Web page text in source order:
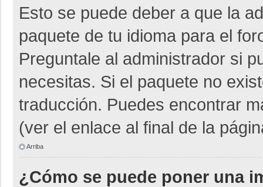
Esto se puede deber a que la
paquete de tu idioma para el
Preguntale al administrador si
necesitas. Si el paquete no
traducción. Puedes encontrar
(ver el enlace al final de la
Arriba
¿Cómo se puede poner una